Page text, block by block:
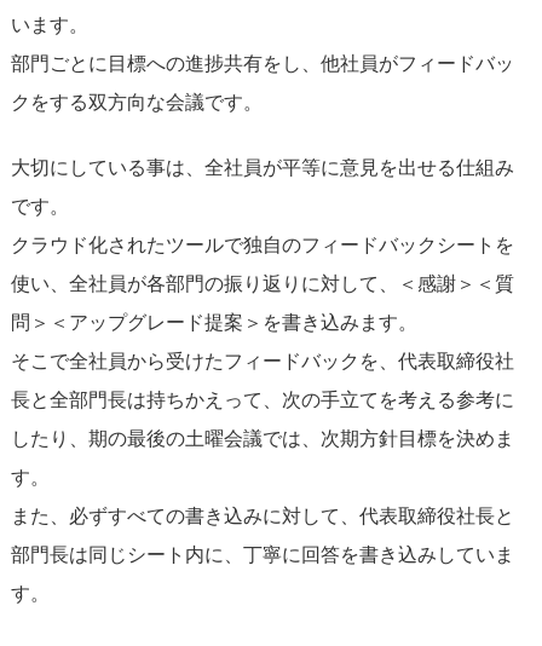
います。
部門ごとに目標への進捗共有をし、他社員がフィードバッ
クをする双方向な会議です。
大切にしている事は、全社員が平等に意見を出せる仕組み
です。
クラウド化されたツールで独自のフィードバックシートを
使い、全社員が各部門の振り返りに対して、＜感謝＞＜質
問＞＜アップグレード提案＞を書き込みます。
そこで全社員から受けたフィードバックを、代表取締役社
長と全部門長は持ちかえって、次の手立てを考える参考に
したり、期の最後の土曜会議では、次期方針目標を決めま
す。
また、必ずすべての書き込みに対して、代表取締役社長と
部門長は同じシート内に、丁寧に回答を書き込みしていま
す。